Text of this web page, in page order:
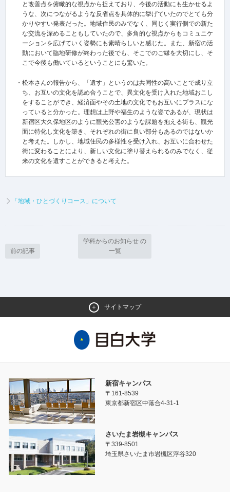
と改善点を俯瞰的な視点から捉えており、今後の活動にも生かせるよ
うな、次につながるような反省点を具体的に挙げていたのでとても分
かりやすい発表だった。地域住民のみでなく、同じく実行側での新た
な交流を深めることもしていたので、多角的な視点からもコミュニケ
ーションを広げていく姿勢にも素晴らしいと感じた。また、新宿の活
動において臨地研修が終わった後でも、そこでのご縁を大切にし、そ
こで今後も働いているということにも驚いた。
・松本さんの報告から、「遺す」というのは共同性の高いことで成り立
ち、お互いの文化を認め合うことで、異文化を受け入れた地域おこし
をすることができ、経済面やその土地の文化でもお互いにプラスにな
っていると分かった。理想は上野や福生のような姿であるが、現状は
新宿区大久保地区のように観光公害のような課題を抱える街も、観光
面に特化し文化を築き、それぞれの街に良い部分もあるのではないか
と考えた。しかし、地域住民の多様性を受け入れ、お互いに合わせた
街に変わることにより、新しい文化に塗り替えられるのみでなく、従
来の文化を遺すことができると考えた。
「地域・ひとづくりコース」について
前の記事
学科からのお知らせ の
一覧
サイトマップ
新宿キャンパス
〒161-8539
東京都新宿区中落合4-31-1
さいたま岩槻キャンパス
〒339-8501
埼玉県さいたま市岩槻区浮谷320